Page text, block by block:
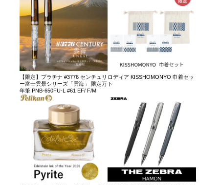
【限定】プラチナ #3776 センチュリ
ー富士雲景シリーズ「雲海」 限定万
年筆 PNB-650FU-L #61 EF/ F/M
ロディア KISSHOMONYO 巾着セッ
ト